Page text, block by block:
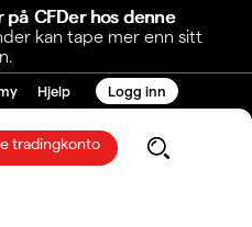
CFDer hos denne
kan tape mer enn sitt
Hjelp Logg inn
tradingkonto